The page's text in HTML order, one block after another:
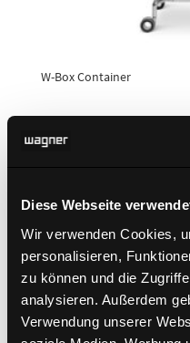
Diese Webseite
Wir verwenden Cookies,
personalisieren,
zu können und die
analysieren. Außerdem
Verwendung unserer
W-Box Container